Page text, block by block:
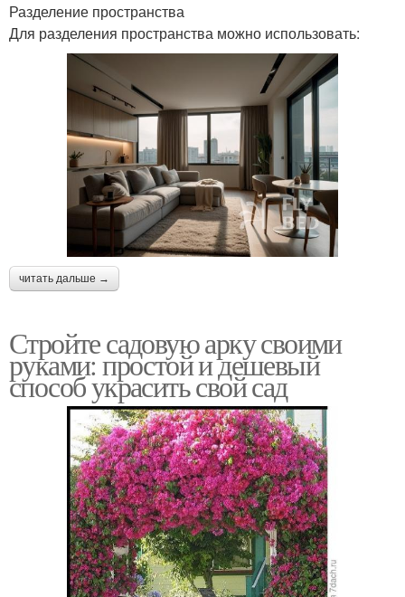
Разделение пространства
Для разделения пространства можно использовать:
читать дальше →
Стройте садовую арку своими
руками: простой и дешевый
способ украсить свой сад